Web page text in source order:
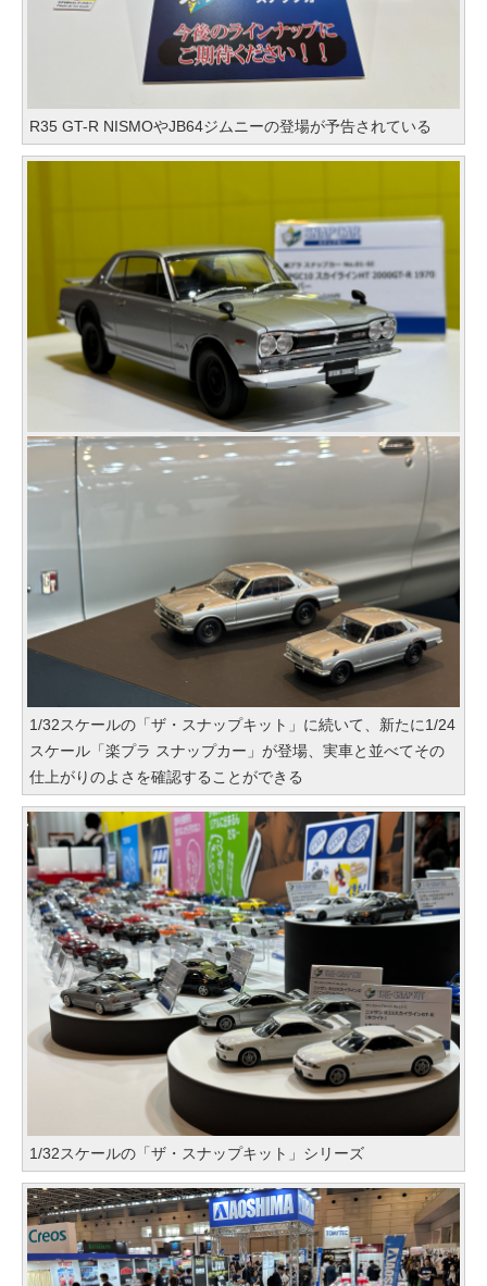
R35 GT-R NISMOやJB64ジムニーの登場が予告されている
1/32スケールの「ザ・スナップキット」に続いて、新たに1/24
スケール「楽プラ スナップカー」が登場、実車と並べてその
仕上がりのよさを確認することができる
1/32スケールの「ザ・スナップキット」シリーズ